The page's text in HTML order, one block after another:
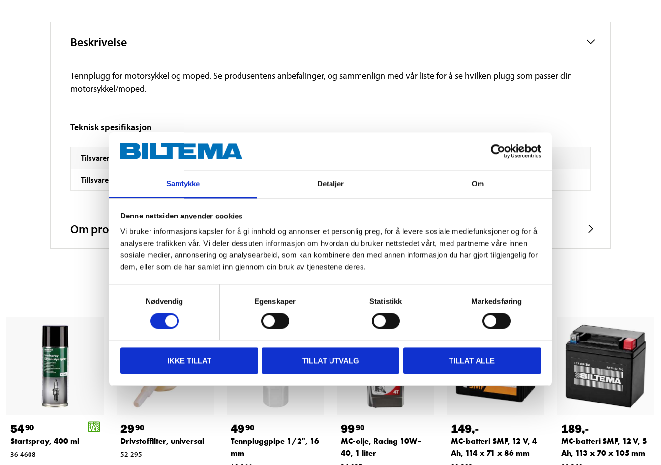
Samtykke Detaljer Om
Denne nettsiden anvender cookies
Vi bruker informasjonskapsler for å gi innhold og annonser et personlig preg, for å levere sosiale mediefunksjoner og for å
analysere trafikken vår. Vi deler dessuten informasjon om hvordan du bruker nettstedet vårt, med partnerne våre innen
sosiale medier, annonsering og analysearbeid, som kan kombinere den med annen informasjon du har gjort tilgjengelig for
dem, eller som de har samlet inn gjennom din bruk av tjenestene deres.
Nødvendig
Egenskaper Statistikk Markedsføring
IKKE TILLAT TILLAT UTVALG TILLAT ALLE
Beskrivelse
Tennplugg for motorsykkel og moped. Se produsentens anbefalinger, og sammenlign med vår liste for å se hvilken plugg som passer din
motorsykkel/moped.
Teknisk spesifikasjon
Tilsvarer NGK-plugg
Tillsvarer DENSO-plugg U22FS, U22FS-L
Om produsenten
Andre kunder har også kjøpt
5490
Startspray, 400 ml
36-4608
2990
Drivstoffilter, universal
52-295
4990
Tennpluggpipe 1/2", 16
mm
9990
MC-olje, Racing 10W–
40, 1 liter
149,-
MC-batteri SMF, 12 V, 4
Ah, 114 x 71 x 86 mm
189,-
MC-batteri SMF, 12 V, 5
Ah, 113 x 70 x 105 mm